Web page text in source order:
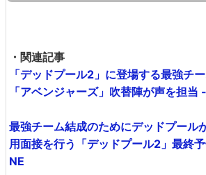
・関連記事
「デッドプール2」に登場する最強チ
「アベンジャーズ」吹替陣が声を担当
最強チーム結成のためにデッドプール
用面接を行う「デッドプール2」最終
NE